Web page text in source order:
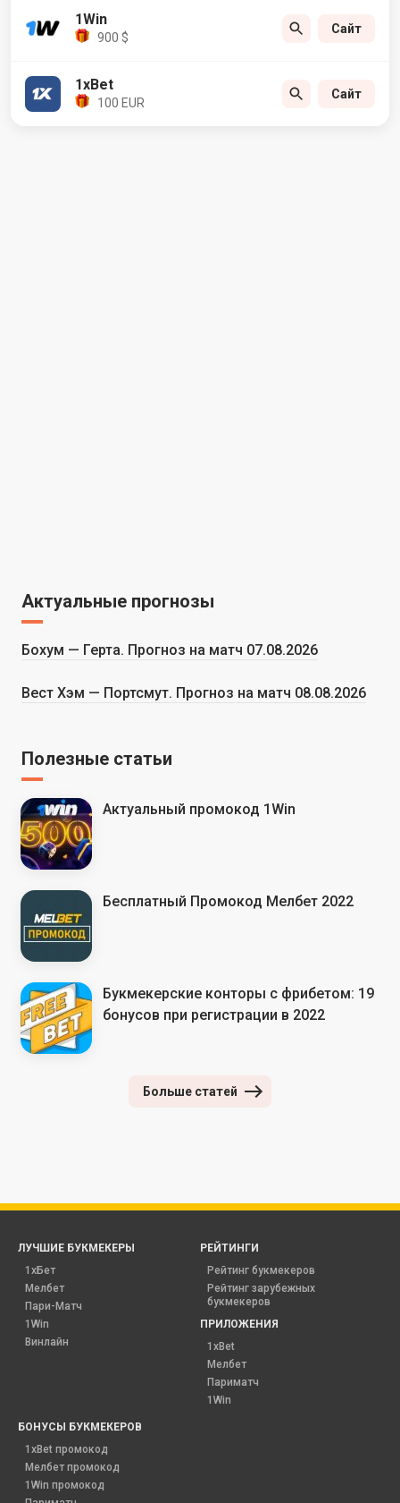
1Win
900 $
Сайт
1xBet
100 EUR
Сайт
Актуальные прогнозы
Бохум — Герта. Прогноз на матч 07.08.2026
Вест Хэм — Портсмут. Прогноз на матч 08.08.2026
Полезные статьи
Актуальный промокод 1Win
Бесплатный Промокод Мелбет 2022
Букмекерские конторы с фрибетом: 19
бонусов при регистрации в 2022
Больше статей
ЛУЧШИЕ БУКМЕКЕРЫ
1хБет
Мелбет
Пари-Матч
1Win
Винлайн
РЕЙТИНГИ
Рейтинг букмекеров
Рейтинг зарубежных
букмекеров
ПРИЛОЖЕНИЯ
1xBet
Мелбет
Париматч
1Win
БОНУСЫ БУКМЕКЕРОВ
1xBet промокод
Мелбет промокод
1Win промокод